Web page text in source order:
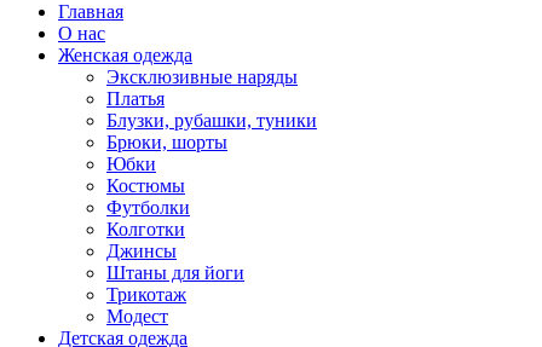
Главная
О нас
Женская одежда
Эксклюзивные наряды
Платья
Блузки, рубашки, туники
Брюки, шорты
Юбки
Костюмы
Футболки
Колготки
Джинсы
Штаны для йоги
Трикотаж
Модест
Детская одежда